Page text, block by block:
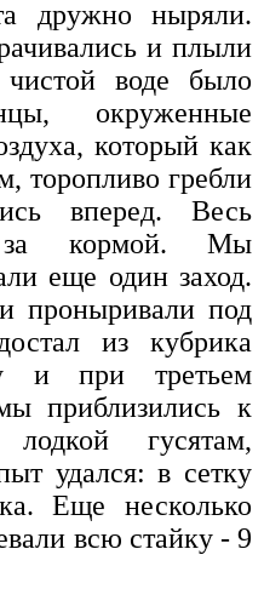
дружно ныряли.
и плыли
воде было
окруженные
который как
торопливо гребли
вперед. Весь
за кормой. Мы
еще один заход.
проныривали под
из кубрика
и при третьем
приблизились к
гусятам,
удался: в сетку
Еще несколько
всю стайку - 9